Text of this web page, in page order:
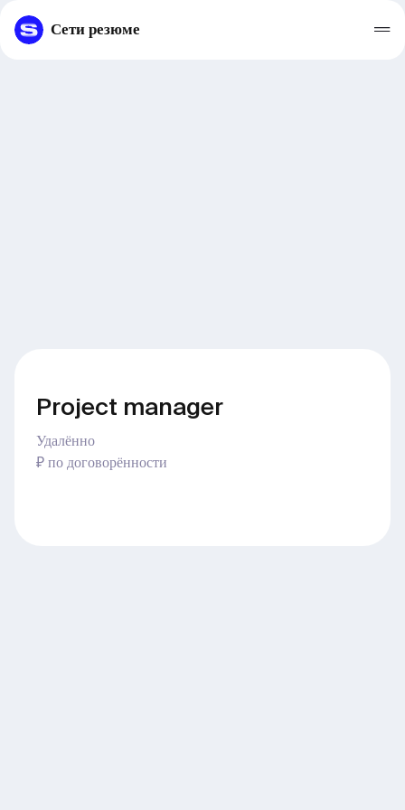
Сети резюме
Project manager
Удалённо
₽ по договорённости